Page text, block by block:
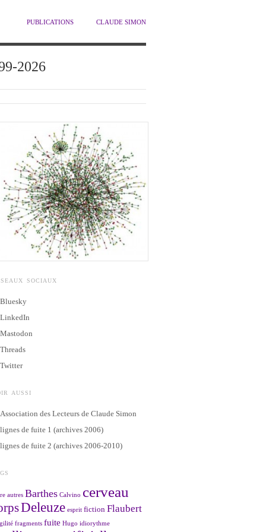
PUBLICATIONS CLAUDE SIMON
2026
SOCIAUX
Bluesky
LinkedIn
Mastodon
Threads
Twitter
AUSSI
Association des Lecteurs de Claude Simon
lignes de fuite 1 (archives 2006)
lignes de fuite 2 (archives 2006-2010)
autres Barthes Calvino cerveau
Deleuze esprit fiction Flaubert
fragments fuite Hugo idiorythme